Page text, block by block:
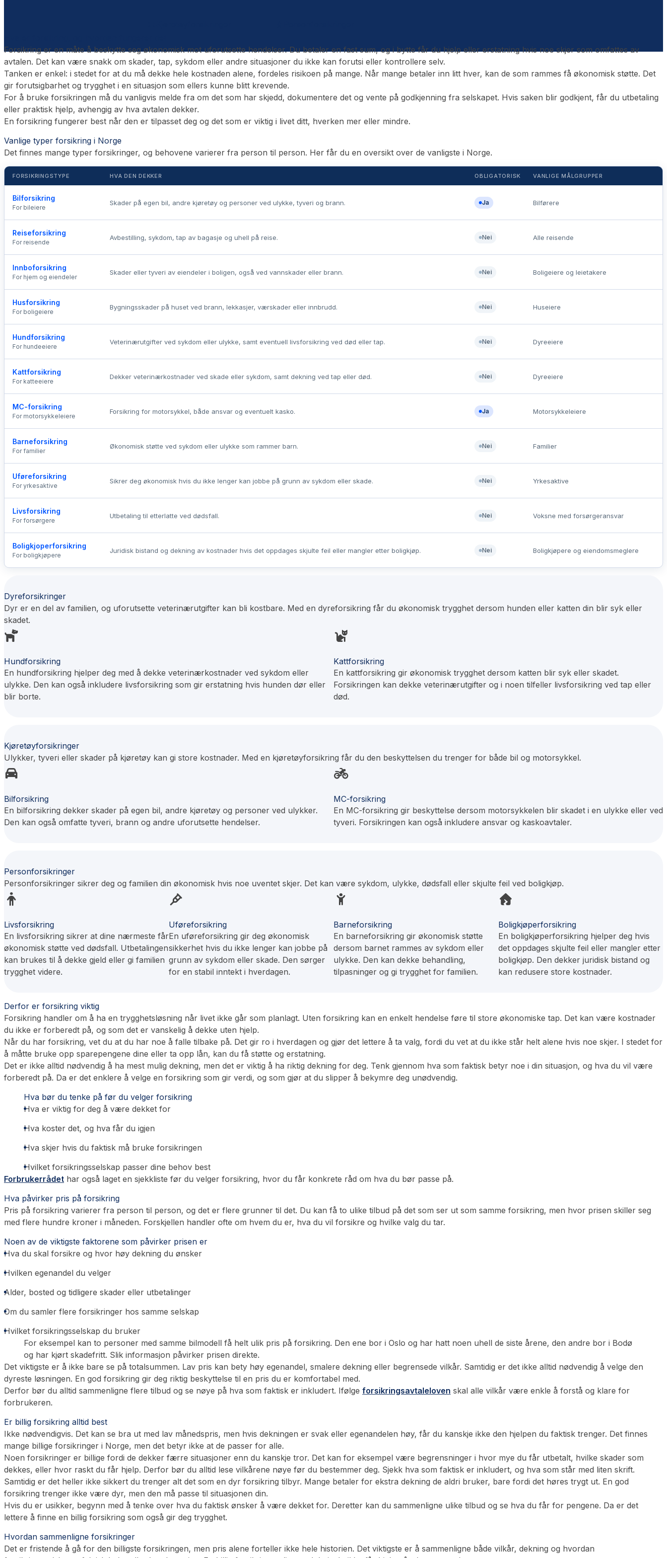
Forsikring er en måte å beskytte seg økonomisk mot uforutsette hendelser. Du betaler en fast sum, og i bytte får du hjelp eller erstatning hvis noe skjer som omfattes av
avtalen. Det kan være snakk om skader, tap, sykdom eller andre situasjoner du ikke kan forutsi eller kontrollere selv.
Tanken er enkel: i stedet for at du må dekke hele kostnaden alene, fordeles risikoen på mange. Når mange betaler inn litt hver, kan de som rammes få økonomisk støtte. Det
gir forutsigbarhet og trygghet i en situasjon som ellers kunne blitt krevende.
For å bruke forsikringen må du vanligvis melde fra om det som har skjedd, dokumentere det og vente på godkjenning fra selskapet. Hvis saken blir godkjent, får du utbetaling
eller praktisk hjelp, avhengig av hva avtalen dekker.
En forsikring fungerer best når den er tilpasset deg og det som er viktig i livet ditt, hverken mer eller mindre.
Vanlige typer forsikring i Norge
Det finnes mange typer forsikringer, og behovene varierer fra person til person. Her får du en oversikt over de vanligste i Norge.
FORSIKRINGSTYPE HVA DEN DEKKER OBLIGATORISK VANLIGE MÅLGRUPPER
Bilforsikring
For bileiere
Skader på egen bil, andre kjøretøy og personer ved ulykke, tyveri og brann. Ja Bilførere
Reiseforsikring
For reisende
Avbestilling, sykdom, tap av bagasje og uhell på reise. Nei Alle reisende
Innboforsikring
For hjem og eiendeler
Skader eller tyveri av eiendeler i boligen, også ved vannskader eller brann. Nei Boligeiere og leietakere
Husforsikring
For boligeiere
Bygningsskader på huset ved brann, lekkasjer, værskader eller innbrudd. Nei Huseiere
Hundforsikring
For hundeeiere
Veterinærutgifter ved sykdom eller ulykke, samt eventuell livsforsikring ved død eller tap. Nei Dyreeiere
Kattforsikring
For katteeiere
Dekker veterinærkostnader ved skade eller sykdom, samt dekning ved tap eller død. Nei Dyreeiere
MC-forsikring
For motorsykkeleiere
Forsikring for motorsykkel, både ansvar og eventuelt kasko. Ja Motorsykkeleiere
Barneforsikring
For familier
Økonomisk støtte ved sykdom eller ulykke som rammer barn. Nei Familier
Uføreforsikring
For yrkesaktive
Sikrer deg økonomisk hvis du ikke lenger kan jobbe på grunn av sykdom eller skade. Nei Yrkesaktive
Livsforsikring
For forsørgere
Utbetaling til etterlatte ved dødsfall. Nei Voksne med forsørgeransvar
Boligkjoperforsikring
For boligkjøpere
Juridisk bistand og dekning av kostnader hvis det oppdages skjulte feil eller mangler etter boligkjøp. Nei Boligkjøpere og eiendomsmeglere
Dyreforsikringer
Dyr er en del av familien, og uforutsette veterinærutgifter kan bli kostbare. Med en dyreforsikring får du økonomisk trygghet dersom hunden eller katten din blir syk eller
skadet.
Hundforsikring
En hundforsikring hjelper deg med å dekke veterinærkostnader ved sykdom eller
ulykke. Den kan også inkludere livsforsikring som gir erstatning hvis hunden dør eller
blir borte.
Kattforsikring
En kattforsikring gir økonomisk trygghet dersom katten blir syk eller skadet.
Forsikringen kan dekke veterinærutgifter og i noen tilfeller livsforsikring ved tap eller
død.
Kjøretøyforsikringer
Ulykker, tyveri eller skader på kjøretøy kan gi store kostnader. Med en kjøretøyforsikring får du den beskyttelsen du trenger for både bil og motorsykkel.
Bilforsikring
En bilforsikring dekker skader på egen bil, andre kjøretøy og personer ved ulykker.
Den kan også omfatte tyveri, brann og andre uforutsette hendelser.
MC-forsikring
En MC-forsikring gir beskyttelse dersom motorsykkelen blir skadet i en ulykke eller ved
tyveri. Forsikringen kan også inkludere ansvar og kaskoavtaler.
Personforsikringer
Personforsikringer sikrer deg og familien din økonomisk hvis noe uventet skjer. Det kan være sykdom, ulykke, dødsfall eller skjulte feil ved boligkjøp.
Livsforsikring
En livsforsikring sikrer at dine nærmeste får
økonomisk støtte ved dødsfall. Utbetalingen
kan brukes til å dekke gjeld eller gi familien
trygghet videre.
Uføreforsikring
En uføreforsikring gir deg økonomisk
sikkerhet hvis du ikke lenger kan jobbe på
grunn av sykdom eller skade. Den sørger
for en stabil inntekt i hverdagen.
Barneforsikring
En barneforsikring gir økonomisk støtte
dersom barnet rammes av sykdom eller
ulykke. Den kan dekke behandling,
tilpasninger og gi trygghet for familien.
Boligkjøperforsikring
En boligkjøperforsikring hjelper deg hvis
det oppdages skjulte feil eller mangler etter
boligkjøp. Den dekker juridisk bistand og
kan redusere store kostnader.
Derfor er forsikring viktig
Forsikring handler om å ha en trygghetsløsning når livet ikke går som planlagt. Uten forsikring kan en enkelt hendelse føre til store økonomiske tap. Det kan være kostnader
du ikke er forberedt på, og som det er vanskelig å dekke uten hjelp.
Når du har forsikring, vet du at du har noe å falle tilbake på. Det gir ro i hverdagen og gjør det lettere å ta valg, fordi du vet at du ikke står helt alene hvis noe skjer. I stedet for
å måtte bruke opp sparepengene dine eller ta opp lån, kan du få støtte og erstatning.
Det er ikke alltid nødvendig å ha mest mulig dekning, men det er viktig å ha riktig dekning for deg. Tenk gjennom hva som faktisk betyr noe i din situasjon, og hva du vil være
forberedt på. Da er det enklere å velge en forsikring som gir verdi, og som gjør at du slipper å bekymre deg unødvendig.
Hva bør du tenke på før du velger forsikring
Hva er viktig for deg å være dekket for
Hva koster det, og hva får du igjen
Hva skjer hvis du faktisk må bruke forsikringen
Hvilket forsikringsselskap passer dine behov best
Forbrukerrådet har også laget en sjekkliste før du velger forsikring, hvor du får konkrete råd om hva du bør passe på.
Hva påvirker pris på forsikring
Pris på forsikring varierer fra person til person, og det er flere grunner til det. Du kan få to ulike tilbud på det som ser ut som samme forsikring, men hvor prisen skiller seg
med flere hundre kroner i måneden. Forskjellen handler ofte om hvem du er, hva du vil forsikre og hvilke valg du tar.
Noen av de viktigste faktorene som påvirker prisen er
Hva du skal forsikre og hvor høy dekning du ønsker
Hvilken egenandel du velger
Alder, bosted og tidligere skader eller utbetalinger
Om du samler flere forsikringer hos samme selskap
Hvilket forsikringsselskap du bruker
For eksempel kan to personer med samme bilmodell få helt ulik pris på forsikring. Den ene bor i Oslo og har hatt noen uhell de siste årene, den andre bor i Bodø
og har kjørt skadefritt. Slik informasjon påvirker prisen direkte.
Det viktigste er å ikke bare se på totalsummen. Lav pris kan bety høy egenandel, smalere dekning eller begrensede vilkår. Samtidig er det ikke alltid nødvendig å velge den
dyreste løsningen. En god forsikring gir deg riktig beskyttelse til en pris du er komfortabel med.
Derfor bør du alltid sammenligne flere tilbud og se nøye på hva som faktisk er inkludert. Ifølge forsikringsavtaleloven skal alle vilkår være enkle å forstå og klare for
forbrukeren.
Er billig forsikring alltid best
Ikke nødvendigvis. Det kan se bra ut med lav månedspris, men hvis dekningen er svak eller egenandelen høy, får du kanskje ikke den hjelpen du faktisk trenger. Det finnes
mange billige forsikringer i Norge, men det betyr ikke at de passer for alle.
Noen forsikringer er billige fordi de dekker færre situasjoner enn du kanskje tror. Det kan for eksempel være begrensninger i hvor mye du får utbetalt, hvilke skader som
dekkes, eller hvor raskt du får hjelp. Derfor bør du alltid lese vilkårene nøye før du bestemmer deg. Sjekk hva som faktisk er inkludert, og hva som står med liten skrift.
Samtidig er det heller ikke sikkert du trenger alt det som en dyr forsikring tilbyr. Mange betaler for ekstra dekning de aldri bruker, bare fordi det høres trygt ut. En god
forsikring trenger ikke være dyr, men den må passe til situasjonen din.
Hvis du er usikker, begynn med å tenke over hva du faktisk ønsker å være dekket for. Deretter kan du sammenligne ulike tilbud og se hva du får for pengene. Da er det
lettere å finne en billig forsikring som også gir deg trygghet.
Hvordan sammenligne forsikringer
Det er fristende å gå for den billigste forsikringen, men pris alene forteller ikke hele historien. Det viktigste er å sammenligne både vilkår, dekning og hvordan